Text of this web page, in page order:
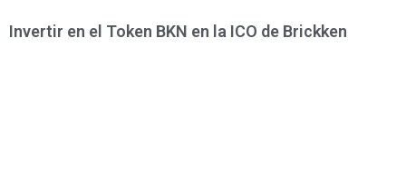
Invertir en el Token BKN en la ICO de Brickken